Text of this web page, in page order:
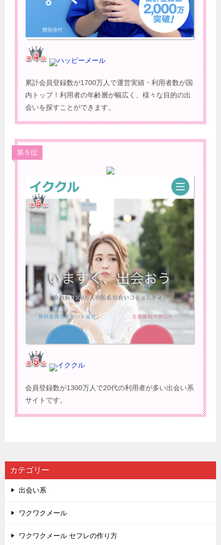
ハッピーメール
累計会員登録数が1700万人で運営実績・利用者数が国
内トップ！利用者の年齢層が幅広く、様々な目的の出
会いを探すことができます。
第５位
イククル
会員登録数が1300万人で20代の利用者が多い出会い系
サイトです。
カテゴリー
出会い系
ワクワクメール
ワクワクメール セフレの作り方